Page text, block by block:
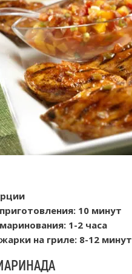
10 минут
1-2 часа
на гриле: 8-12 минут